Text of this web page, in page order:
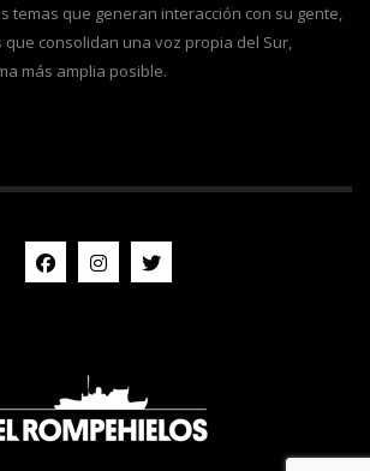
temas que generan interacción con su gente,
consolidan una voz propia del Sur,
más amplia posible.